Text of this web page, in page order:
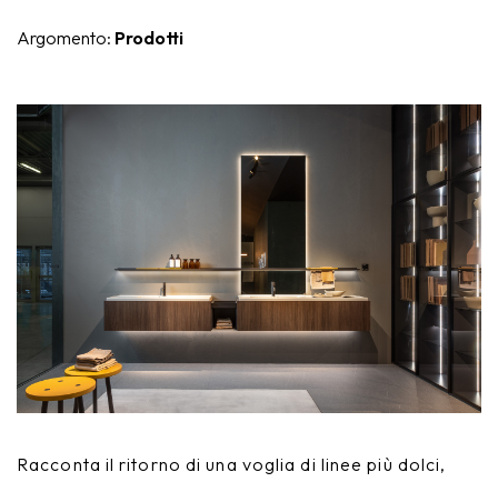
Argomento: Prodotti
Racconta il ritorno di una voglia di linee più dolci,
Giunone
Atena
Artemide
Bath-Living